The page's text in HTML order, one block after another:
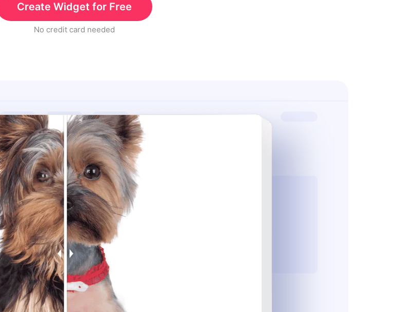
Create Widget for Free
No credit card needed